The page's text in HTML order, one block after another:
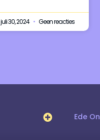
juli 30, 2024 Geen reacties
Ede